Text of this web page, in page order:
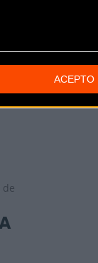
ACEPTO
de